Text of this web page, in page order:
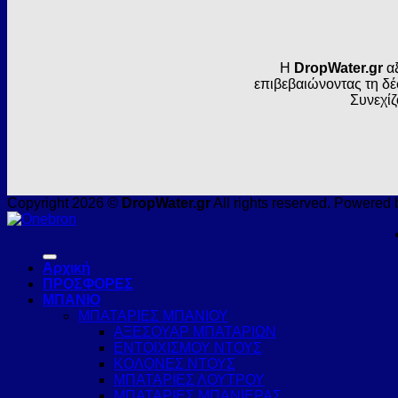
Η DropWater.gr
επιβεβαιώνοντας τη
Copyright 2026 © DropWater.grAll rights reserved. Powered
Αρχική
ΠΡΟΣΦΟΡΕΣ
ΜΠΑΝΙΟ
ΜΠΑΤΑΡΙΕΣ ΜΠΑΝΙΟΥ
ΑΞΕΣΟΥΑΡ ΜΠΑΤΑΡΙΩΝ
ΕΝΤΟΙΧΙΣΜΟΥ ΝΤΟΥΣ
ΚΟΛΟΝΕΣ ΝΤΟΥΣ
ΜΠΑΤΑΡΙΕΣ ΛΟΥΤΡΟΥ